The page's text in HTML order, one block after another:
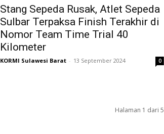
Stang Sepeda Rusak, Atlet Sepeda
Sulbar Terpaksa Finish Terakhir di
Nomor Team Time Trial 40
Kilometer
KORMI Sulawesi Barat - 13 September 2024 0
Halaman 1 dari 5